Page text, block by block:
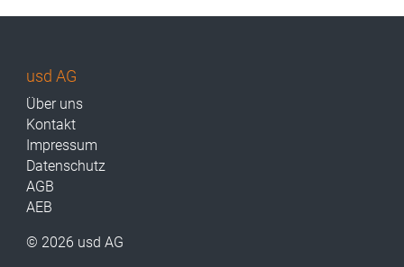
usd AG
Über uns
Kontakt
Impressum
Datenschutz
AGB
AEB
© 2026 usd AG